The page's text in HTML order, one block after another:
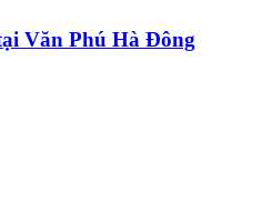
Văn Phú Hà Đông